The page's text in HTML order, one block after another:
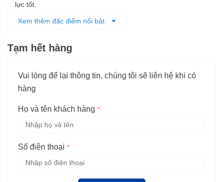
lực tốt.
Dễ dàng kết hợp với các đầu vít chuyên dụng đáp ứng tối đa
Pin bền bỉ, ổn định hơn với hệ thống bảo vệ pin điện tử (ECP).
Xem thêm đặc điểm nổi bật
Tạm hết hàng
Vui lòng để lại thông tin, chúng tôi sẽ liên hệ khi có
hàng
Họ và tên khách hàng
Số điện thoại